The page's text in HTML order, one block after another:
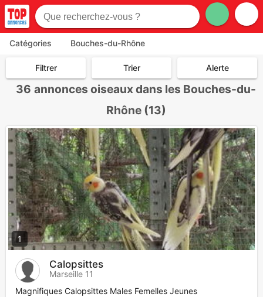
Catégories Bouches-du-Rhône
Filtrer Trier Alerte
36 annonces oiseaux dans les Bouches-du-
Rhône (13)
1
Calopsittes
Marseille 11
Magnifiques Calopsittes Males Femelles Jeunes